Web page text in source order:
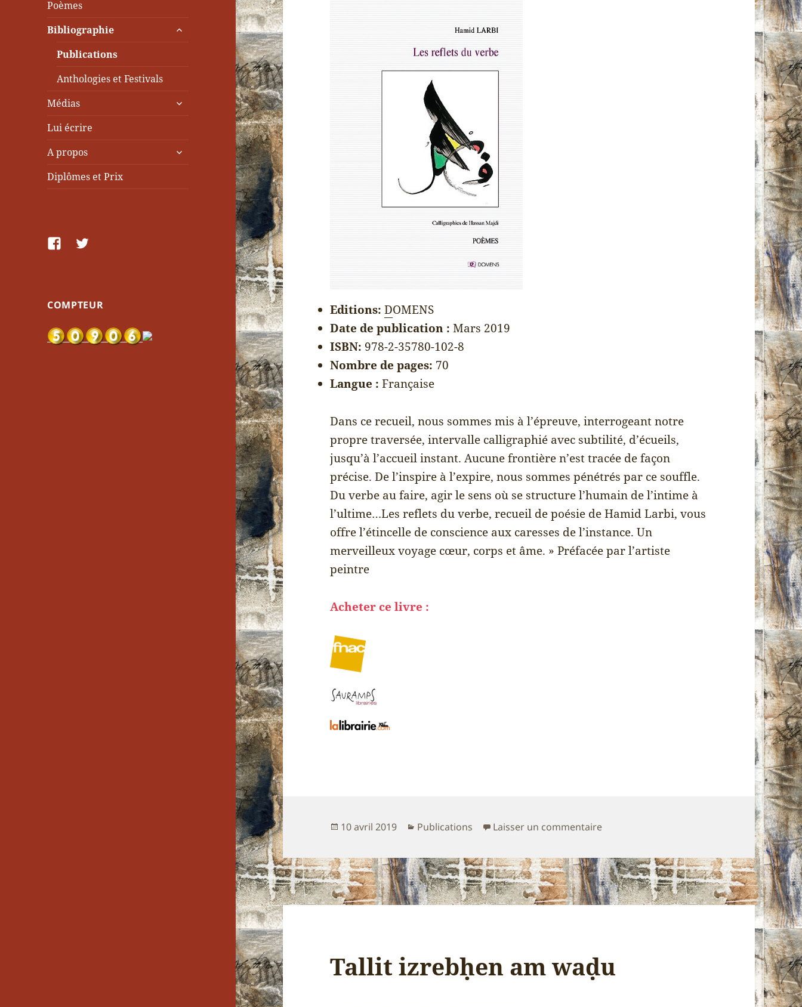
Poèmes
Bibliographie
ouvrir
Publications
Anthologies et Festivals
Médias
ouvrir
Lui écrire
A propos
ouvrir
Diplômes et Prix
facebookTwitter
COMPTEUR Editions:DOMENS
Date de publication :Mars 2019
ISBN: 978-2-35780-102-8
Nombre de pages: 70
Langue : Française
Dans ce recueil, nous sommes mis à l’épreuve, interrogeant notre
propre traversée, intervalle calligraphié avec subtilité, d’écueils,
jusqu’à l’accueil instant. Aucune frontière n’est tracée de façon
précise. De l’inspire à l’expire, nous sommes pénétrés par ce souffle.
Du verbe au faire, agir le sens où se structure l’humain de l’intime à
l’ultime…Les reflets du verbe, recueil de poésie de Hamid Larbi, vous
offre l’étincelle de conscience aux caresses de l’instance. Un
merveilleux voyage cœur, corps et âme. » Préfacée par l’artiste
peintre
Acheter ce livre :
Publié
10 avril 2019 Catégories
Publications Laisser un commentairesur Les reflets du verbe
Tallit izrebḥen am waḍu